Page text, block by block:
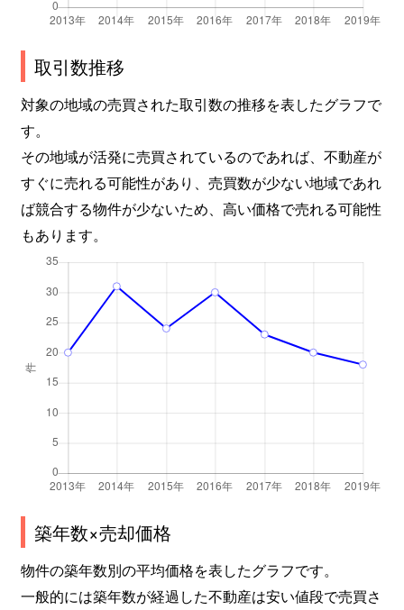
取引数推移
対象の地域の売買された取引数の推移を表したグラフで
す。
その地域が活発に売買されているのであれば、不動産が
すぐに売れる可能性があり、売買数が少ない地域であれ
ば競合する物件が少ないため、高い価格で売れる可能性
もあります。
築年数×売却価格
物件の築年数別の平均価格を表したグラフです。
一般的には築年数が経過した不動産は安い値段で売買さ